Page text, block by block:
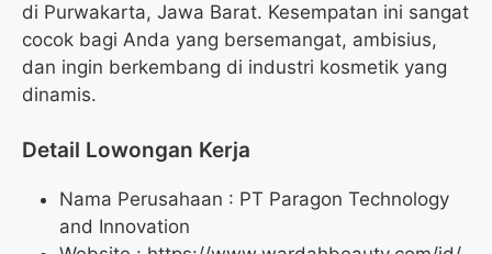
di Purwakarta, Jawa Barat. Kesempatan ini sangat
cocok bagi Anda yang bersemangat, ambisius,
dan ingin berkembang di industri kosmetik yang
dinamis.
Detail Lowongan Kerja
Nama Perusahaan : PT Paragon Technology
and Innovation